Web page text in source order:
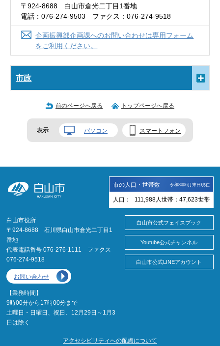
〒924-8688 白山市倉光二丁目1番地
電話：076-274-9503 ファクス：076-274-9518
企画振興部企画課へのお問い合わせは専用フォーム
をご利用ください。
市政
前のページへ戻る トップページへ戻る
表示 パソコン スマートフォン
市の人口・世帯数 令和8年6月末日現在
人口： 111,988 人 世帯： 47,623世帯
白山市役所
〒924-8688 石川県白山市倉光二丁目1
番地
代表電話番号 076-276-1111 ファクス
076-274-9518
お問い合わせ
【業務時間】
9時00分から17時00分まで
土曜日・日曜日、祝日、12月29日～1月3
日は除く
白山市公式フェイスブック
Youtube公式チャンネル
白山市公式LINEアカウント
アクセシビリティへの配慮について